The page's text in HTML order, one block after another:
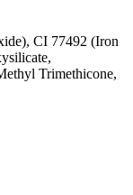
CI 77492 (Iron
Trimethicone,